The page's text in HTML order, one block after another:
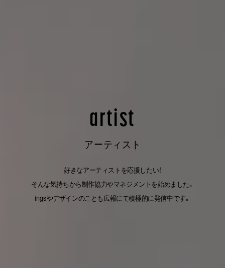
artist
アーティスト
好きなアーティストを応援したい！
そんな気持ちから制作協力やマネジメントを始めました。
ingsやデザインのことも広報にて積極的に発信中です。